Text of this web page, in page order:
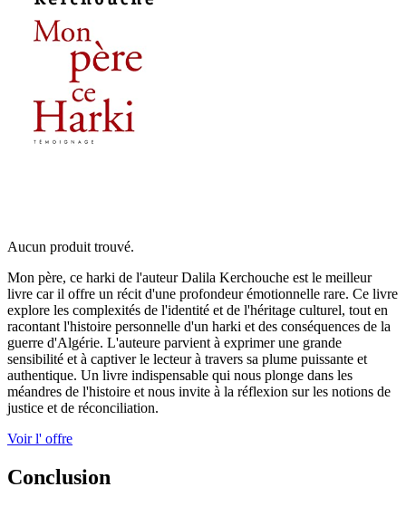
Aucun produit trouvé.
Mon père, ce harki de l'auteur Dalila Kerchouche est le meilleur
livre car il offre un récit d'une profondeur émotionnelle rare. Ce livre
explore les complexités de l'identité et de l'héritage culturel, tout en
racontant l'histoire personnelle d'un harki et des conséquences de la
guerre d'Algérie. L'auteure parvient à exprimer une grande
sensibilité et à captiver le lecteur à travers sa plume puissante et
authentique. Un livre indispensable qui nous plonge dans les
méandres de l'histoire et nous invite à la réflexion sur les notions de
justice et de réconciliation.
Voir l' offre
Conclusion